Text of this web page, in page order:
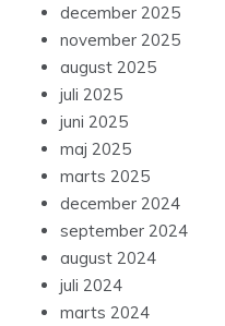
december 2025
november 2025
august 2025
juli 2025
juni 2025
maj 2025
marts 2025
december 2024
september 2024
august 2024
juli 2024
marts 2024